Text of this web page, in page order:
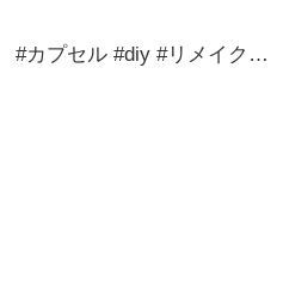
#カプセル #diy #リメイク…